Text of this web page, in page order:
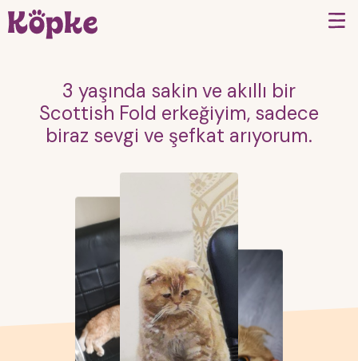
3 yaşında sakin ve akıllı bir
Scottish Fold erkeğiyim, sadece
biraz sevgi ve şefkat arıyorum.